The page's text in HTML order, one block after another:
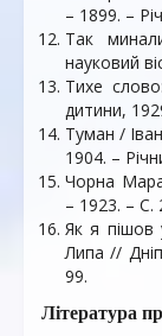
– 1899. –
Так
науковий
Тихе
дитини,
Туман /
1904. –
Чорна
– 1923. – С.
Як я пішов
Липа //
99.
Література